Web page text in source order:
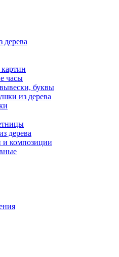
дерева
часы
буквы
из дерева
дерева
и композиции